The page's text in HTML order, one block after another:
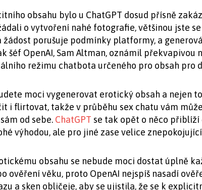
obsahu bylo u ChatGPT dosud přísně
o vytvoření nahé fotografie, většinou jste
žádost porušuje podmínky platformy, a
šéf OpenAI, Sam Altman, oznámil překvapivou
režimu chatbota určeného pro obsah pro
moci vygenerovat erotický obsah a nejen
i flirtovat, takže v průběhu sex chatu vám
od sebe. ChatGPT se tak opět o něco přiblíží
výhodou, ale pro jiné zase velice
obsahu se nebude moci dostat úplně
ověření věku, proto OpenAI nejspíš nasadí
a sken obličeje, aby se ujistila, že se k